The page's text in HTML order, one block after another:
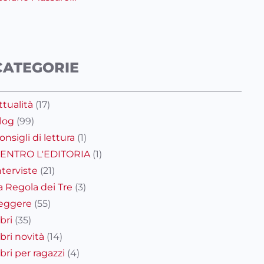
(17)
(99)
di lettura (1)
L'EDITORIA (1)
(21)
Regola dei Tre (3)
(55)
(35)
novità (14)
per ragazzi (4)